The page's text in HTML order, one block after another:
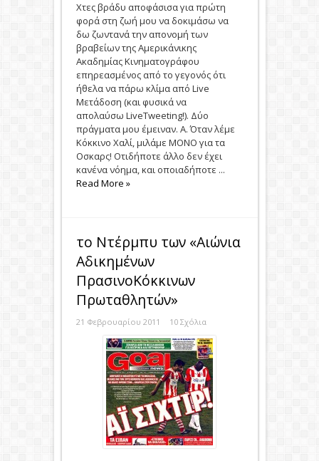
Χτες βράδυ αποφάσισα για πρώτη
φορά στη ζωή μου να δοκιμάσω να
δω ζωντανά την απονομή των
βραβείων της Αμερικάνικης
Ακαδημίας Κινηματογράφου
επηρεασμένος από το γεγονός ότι
ήθελα να πάρω κλίμα από Live
Μετάδοση (και φυσικά να
απολαύσω LiveTweeting!). Δύο
πράγματα μου έμειναν. Α. Όταν λέμε
Κόκκινο Χαλί, μιλάμε ΜΟΝΟ για τα
Οσκαρς! Οτιδήποτε άλλο δεν έχει
κανένα νόημα, και οποιαδήποτε ...
Read More »
το Ντέρμπυ των «Αιώνια
Αδικημένων
ΠρασινοΚόκκινων
Πρωταθλητών»
21 Φεβρουαρίου 2011 10 Σχόλια